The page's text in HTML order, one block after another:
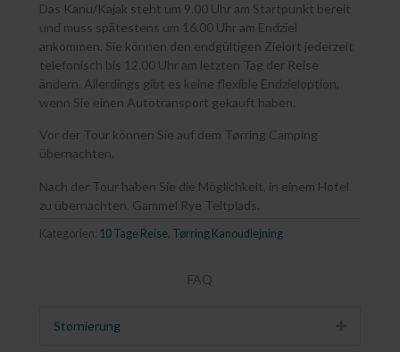
Das Kanu/Kajak steht um 9.00 Uhr am Startpunkt bereit
und muss spätestens um 16.00 Uhr am Endziel
ankommen. Sie können den endgültigen Zielort jederzeit
telefonisch bis 12.00 Uhr am letzten Tag der Reise
ändern. Allerdings gibt es keine flexible Endzieloption,
wenn Sie einen Autotransport gekauft haben.
Vor der Tour können Sie auf dem Tørring Camping
übernachten.
Nach der Tour haben Sie die Möglichkeit, in einem Hotel
zu übernachten. Gammel Rye Teltplads.
Kategorien: 10 Tage Reise, Tørring Kanoudlejning
FAQ
Stornierung Erweitern